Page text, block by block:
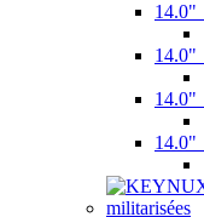
14.0"
14.0"
14.0"